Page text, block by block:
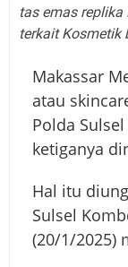
tas emas
terkait Kosmetik
Makassar
atau
Polda
ketiganya
Hal itu
Sulsel
(20/1/2025)